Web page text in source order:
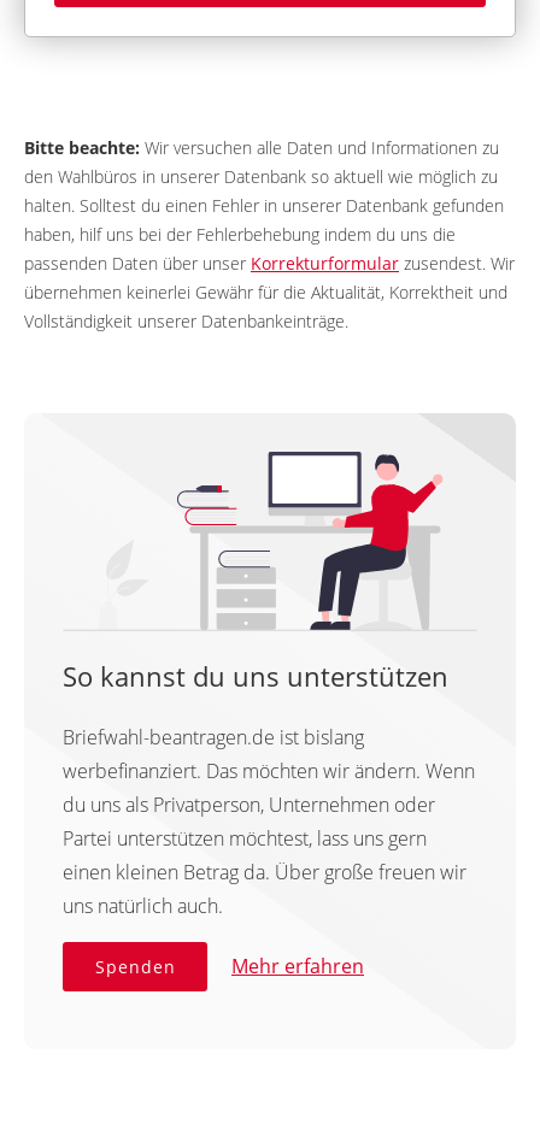
Bitte beachte: Wir versuchen alle Daten und Informationen zu
den Wahlbüros in unserer Datenbank so aktuell wie möglich zu
halten. Solltest du einen Fehler in unserer Datenbank gefunden
haben, hilf uns bei der Fehlerbehebung indem du uns die
passenden Daten über unser Korrekturformular zusendest. Wir
übernehmen keinerlei Gewähr für die Aktualität, Korrektheit und
Vollständigkeit unserer Datenbankeinträge.
So kannst du uns unterstützen
Briefwahl-beantragen.de ist bislang
werbefinanziert. Das möchten wir ändern. Wenn
du uns als Privatperson, Unternehmen oder
Partei unterstützen möchtest, lass uns gern
einen kleinen Betrag da. Über große freuen wir
uns natürlich auch.
Spenden Mehr erfahren